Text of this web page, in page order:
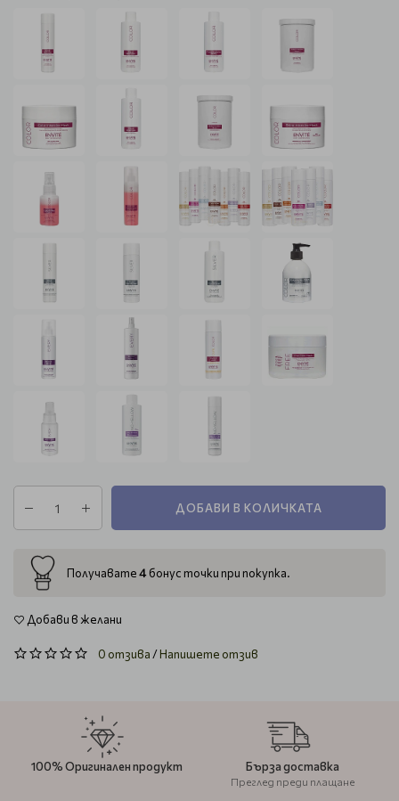
ДОБАВИ В КОЛИЧКАТА
Получавате4бонус точки при покупка.
Добави в желани
0 отзива/Напишете отзив
100% Оригинален продукт Бърза доставка
Преглед преди плащане